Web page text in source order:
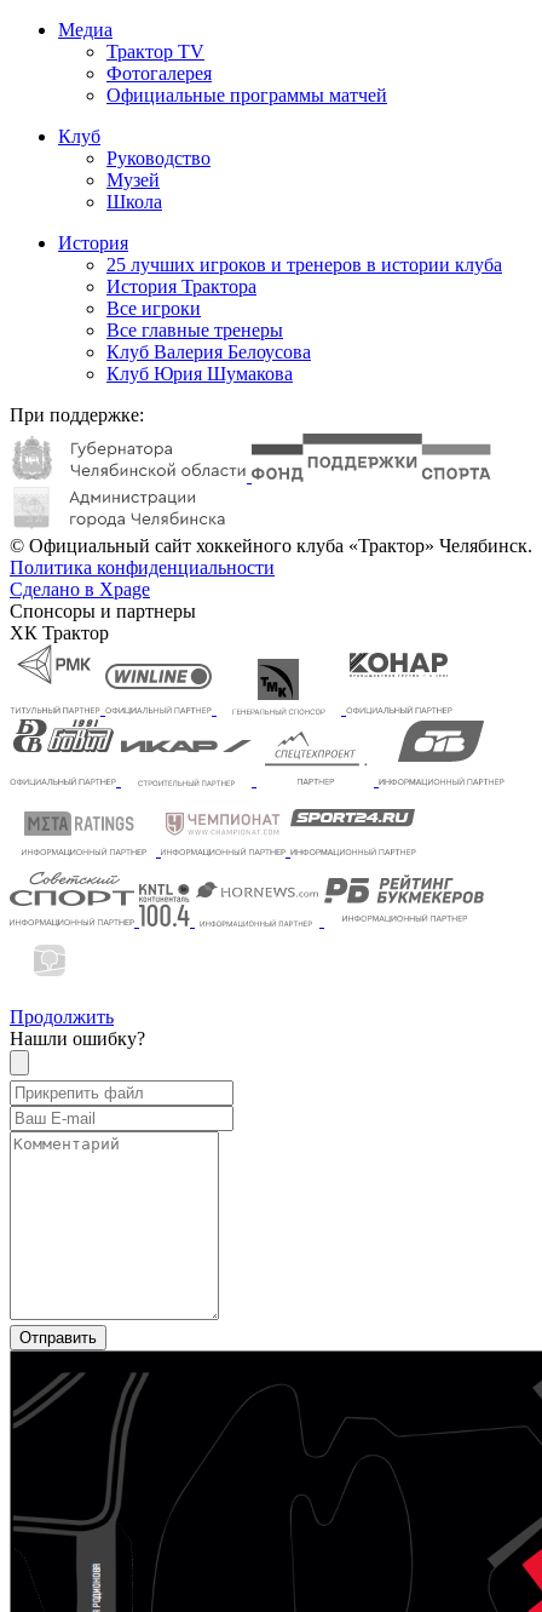
Медиа
Трактор TV
Фотогалерея
Официальные программы матчей
Клуб
Руководство
Музей
Школа
История
25 лучших игроков и тренеров в истории клуба
История Трактора
Все игроки
Все главные тренеры
Клуб Валерия Белоусова
Клуб Юрия Шумакова
При поддержке:
© Официальный сайт хоккейного клуба «Трактор» Челябинск.
Политика конфиденциальности
Сделано в Xpage
Спонсоры и партнеры
ХК Трактор
Продолжить
Нашли ошибку?